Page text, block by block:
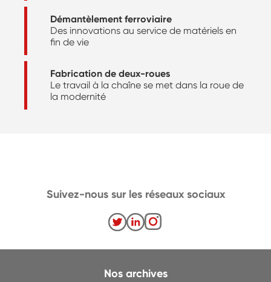
Démantèlement ferroviaire
Des innovations au service de matériels en
fin de vie
Fabrication de deux-roues
Le travail à la chaîne se met dans la roue de
la modernité
Nos archives
Suivez-nous sur les réseaux sociaux